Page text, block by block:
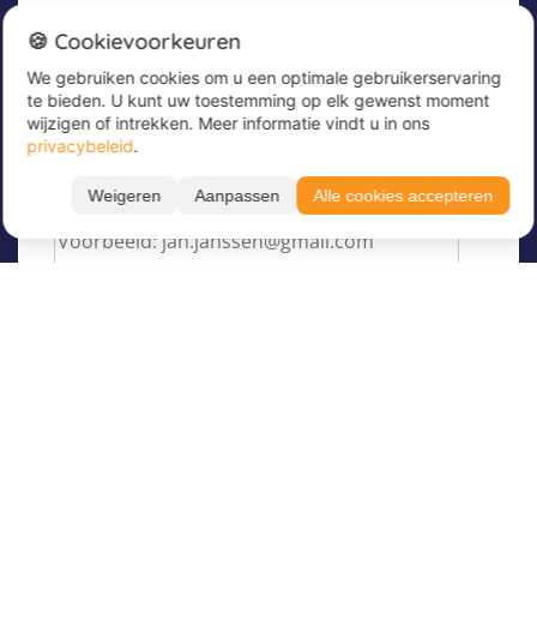
Nieuwsbrief
Meld u nu aan voor onze nieuwsbrief om
geweldige aanbiedingen te ontvangen en op de
hoogte te blijven!
Voer hier uw e-mailadres in*
🍪 Cookievoorkeuren
We gebruiken cookies om u een optimale gebruikerservaring
te bieden. U kunt uw toestemming op elk gewenst moment
wijzigen of intrekken. Meer informatie vindt u in ons
privacybeleid.
Weigeren Aanpassen Alle cookies accepteren